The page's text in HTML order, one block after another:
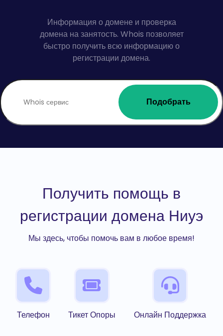
Информация о домене и проверка
домена на занятость. Whois позволяет
быстро получить всю информацию о
регистрации домена.
Подобрать
Получить помощь в
регистрации домена Ниуэ
Мы здесь, чтобы помочь вам в любое время!
Телефон Тикет Опоры Онлайн Поддержка